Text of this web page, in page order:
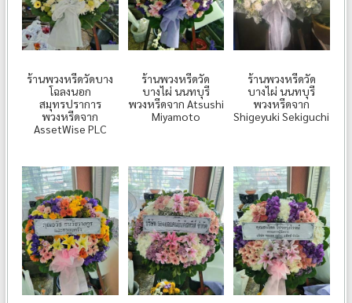
ร้านพวงหรีดวัดบาง
โฉลงนอก
สมุทรปราการ
พวงหรีดจาก
AssetWise PLC
ร้านพวงหรีดวัด
บางไผ่ นนทบุรี
พวงหรีดจาก Atsushi
Miyamoto
ร้านพวงหรีดวัด
บางไผ่ นนทบุรี
พวงหรีดจาก
Shigeyuki Sekiguchi